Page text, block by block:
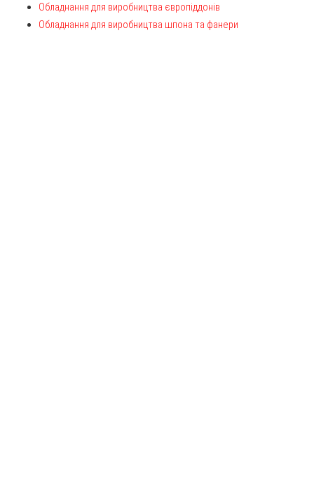
Обладнання для виробництва європіддонів
Обладнання для виробництва шпона та фанери